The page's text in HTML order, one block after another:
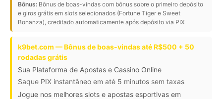
Bônus: Bônus de boas-vindas com bônus sobre o primeiro depósito
e giros grátis em slots selecionados (Fortune Tiger e Sweet
Bonanza), creditado automaticamente após depósito via PIX
k9bet.com — Bônus de boas-vindas até R$500 + 50
rodadas grátis
Sua Plataforma de Apostas e Cassino Online
Saque PIX instantâneo em até 5 minutos sem taxas
Jogue nos melhores slots e apostas esportivas em